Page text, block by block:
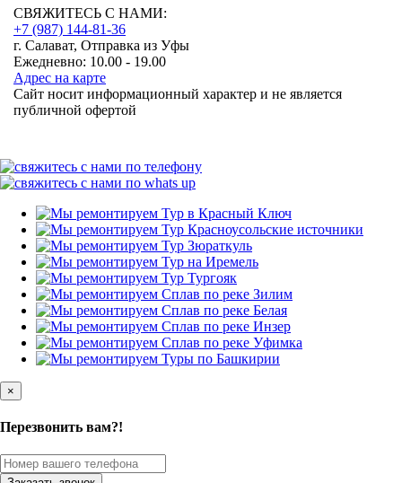
СВЯЖИТЕСЬ С НАМИ:
+7 (987) 144-81-36
г. Салават, Отправка из Уфы
Ежедневно: 10.00 - 19.00
Адрес на карте
Сайт носит информационный характер и не является
публичной офертой
×
Перезвонить вам?!